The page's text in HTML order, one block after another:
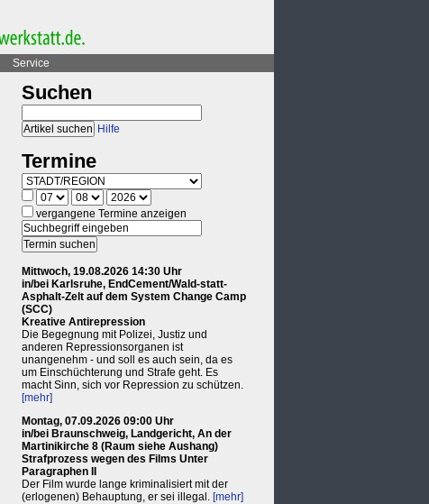
Service
Suchen
Hilfe
Termine
vergangene Termine anzeigen
Mittwoch, 19.08.2026 14:30 Uhr
in/bei Karlsruhe, EndCement/Wald-statt-
Asphalt-Zelt auf dem System Change Camp
(SCC)
Kreative Antirepression
Die Begegnung mit Polizei, Justiz und
anderen Repressionsorganen ist
unangenehm - und soll es auch sein, da es
um Einschüchterung und Strafe geht. Es
macht Sinn, sich vor Repression zu schützen.
[mehr]
Montag, 07.09.2026 09:00 Uhr
in/bei Braunschweig, Landgericht, An der
Martinikirche 8 (Raum siehe Aushang)
Strafprozess wegen des Films Unter
Paragraphen II
Der Film wurde lange kriminalisiert mit der
(erlogenen) Behauptung, er sei illegal. [mehr]